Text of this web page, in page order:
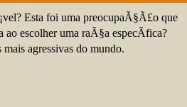
Esta foi uma preocupaÃ§Ã£o que
ao escolher uma raÃ§a especÃ­fica?
agressivas do mundo.